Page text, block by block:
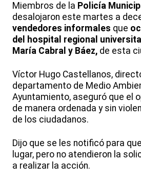
Miembros de la Policía
desalojaron este martes a
vendedores informales que
del hospital regional
María Cabral y Báez, de esta
Víctor Hugo Castellanos,
departamento de Medio
Ayuntamiento, aseguró que el
de manera ordenada y sin
de los ciudadanos.
Dijo que se les notificó para
lugar, pero no atendieron la
a realizar la acción.